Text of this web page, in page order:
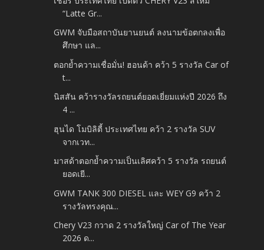
“Latte Gr...
GWM จับมือสถาบันยานยนต์ ลงนามข้อตกลงเพื่อ
ศึกษา แล...
ตอกย้ำความเชื่อมั่น! ฮอนด้า คว้า 5 รางวัล Car of
t...
นิสสัน คว้ารางวัลรถยนต์ยอดเยี่ยมแห่งปี 2026 ถึง
4 ...
ฮุนได โมบิลิตี้ ประเทศไทย คว้า 2 รางวัล SUV
จากเวท...
มาสด้าตอกย้ำความเป็นเลิศคว้า 5 รางวัล รถยนต์
ยอดเยี...
GWM TANK 300 DIESEL และ WEY G9 คว้า 2
รางวัลทรงคุณ...
Chery V23 กวาด 2 รางวัลใหญ่ Car of The Year
2026 ด...